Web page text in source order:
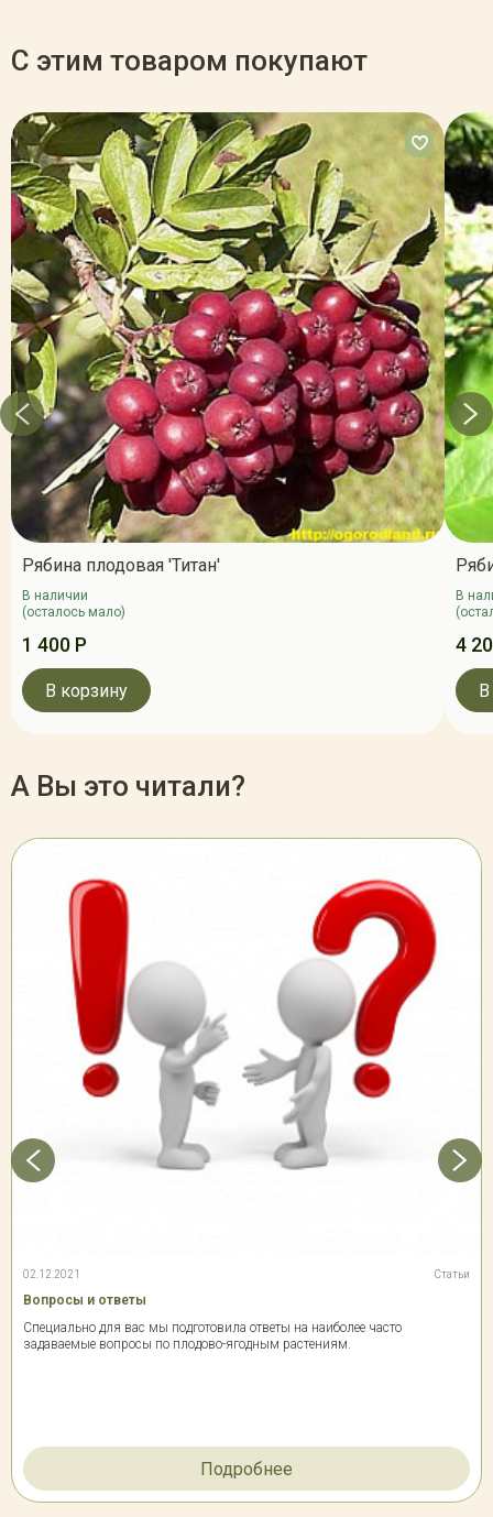
С этим товаром покупают
Рябина плодовая 'Титан'
В наличии
(осталось мало)
1 400 Р
В корзину
В
4
А Вы это читали?
02.12.2021 Статьи
Вопросы и ответы
Специально для вас мы подготовила ответы на наиболее часто
задаваемые вопросы по плодово-ягодным растениям.
Подробнее